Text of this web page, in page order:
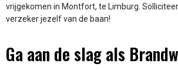
vrijgekomen in Montfort, te Limburg.
verzeker jezelf van de baan!
Ga aan de slag als